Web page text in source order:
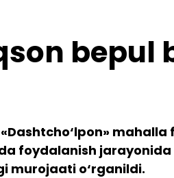
bepul
mahalla
foydalanish
murojaati o‘rganildi.